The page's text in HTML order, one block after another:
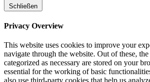
Schließen
Privacy Overview
This website uses cookies to improve your
navigate through the website. Out of these,
categorized as necessary are stored on your
essential for the working of basic